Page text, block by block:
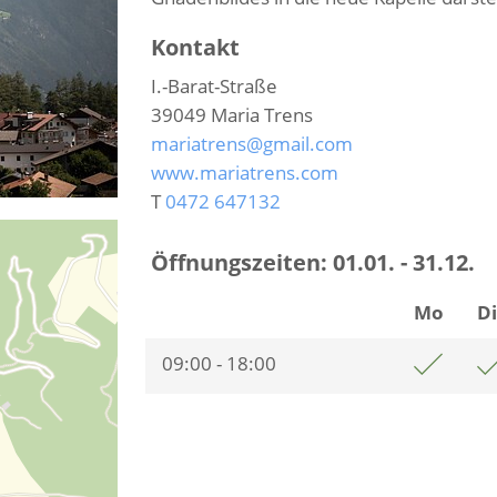
Kontakt
I.-Barat-Straße
39049 Maria Trens
mariatrens@gmail.com
www.mariatrens.com
T0472 647132
Öffnungszeiten: 01.01. - 31.12.
Mo Di
09:00 - 18:00